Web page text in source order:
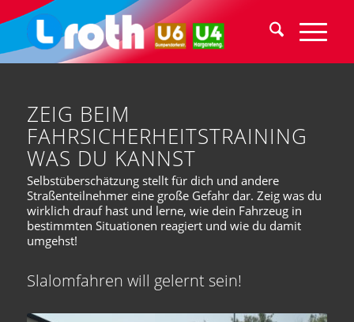
ZEIG BEIM
FAHRSICHERHEITSTRAINING
WAS DU KANNST
Selbstüberschätzung stellt für dich und andere
Straßenteilnehmer eine große Gefahr dar. Zeig was du
wirklich drauf hast und lerne, wie dein Fahrzeug in
bestimmten Situationen reagiert und wie du damit
umgehst!
Slalomfahren will gelernt sein!